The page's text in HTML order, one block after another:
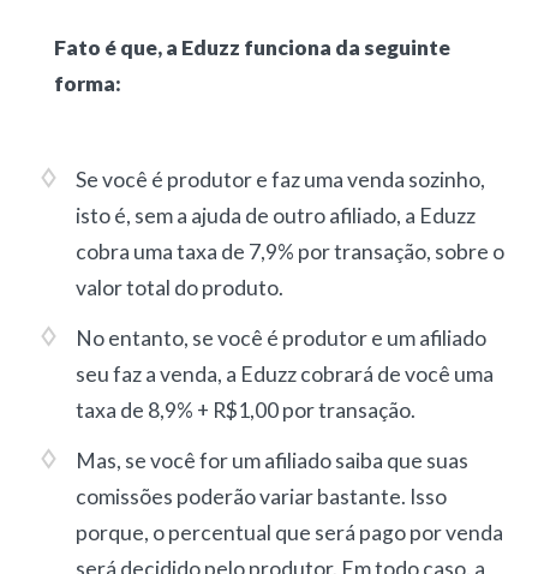
Fato é que, a Eduzz funciona da seguinte
forma:
Se você é produtor e faz uma venda sozinho,
isto é, sem a ajuda de outro afiliado, a Eduzz
cobra uma taxa de 7,9% por transação, sobre o
valor total do produto.
No entanto, se você é produtor e um afiliado
seu faz a venda, a Eduzz cobrará de você uma
taxa de 8,9% + R$1,00 por transação.
Mas, se você for um afiliado saiba que suas
comissões poderão variar bastante. Isso
porque, o percentual que será pago por venda
será decidido pelo produtor. Em todo caso, a